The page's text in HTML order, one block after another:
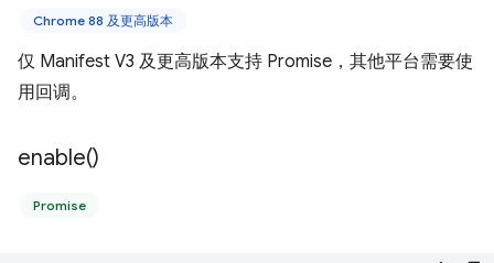
Chrome 88 及更高版本
仅 Manifest V3 及更高版本支持 Promise，其他平台需要使
用回调。
enable()
Promise